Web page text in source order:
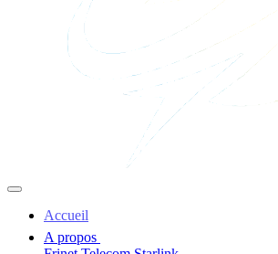
Accueil
A propos